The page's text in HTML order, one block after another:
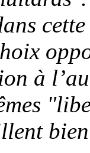
à
bien